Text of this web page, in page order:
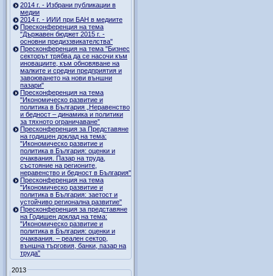
2014 г. - Избрани публикации в
медии
2014 г. - ИИИ при БАН в медиите
Пресконференция на тема
"Държавен бюджет 2015 г. -
основни предиззвикателства"
Пресконференция на тема "Бизнес
секторът трябва да се насочи към
иновациите, към обновяване на
малките и средни предприятия и
завоюването на нови външни
пазари"
Пресконференция на тема
"Икономическо развитие и
политика в България „Неравенство
и бедност – динамика и политики
за тяхното ограничаване”
Пресконференция за Представяне
на годишен доклад на тема:
"Икономическо развитие и
политика в България: оценки и
очаквания. Пазар на труда,
състояние на регионите,
неравенство и бедност в България"
Пресконференция на тема
"Икономическо развитие и
политика в България: заетост и
устойчиво регионална развитие"
Пресконференция за представяне
на Годишен доклад на тема:
"Икономическо развитие и
политика в България: оценки и
очаквания. – реален сектор,
външна търговия, банки, пазар на
труда"
2013